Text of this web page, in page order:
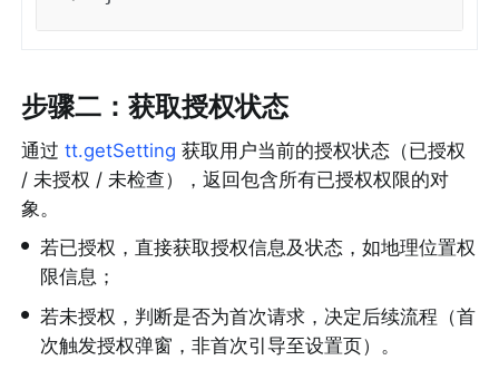
步骤二：获取授权状态
通过 tt.getSetting 获取用户当前的授权状态（已授权
/ 未授权 / 未检查），返回包含所有已授权权限的对
象。
• 若已授权，直接获取授权信息及状态，如地理位置权
限信息；
• 若未授权，判断是否为首次请求，决定后续流程（首
次触发授权弹窗，非首次引导至设置页）。